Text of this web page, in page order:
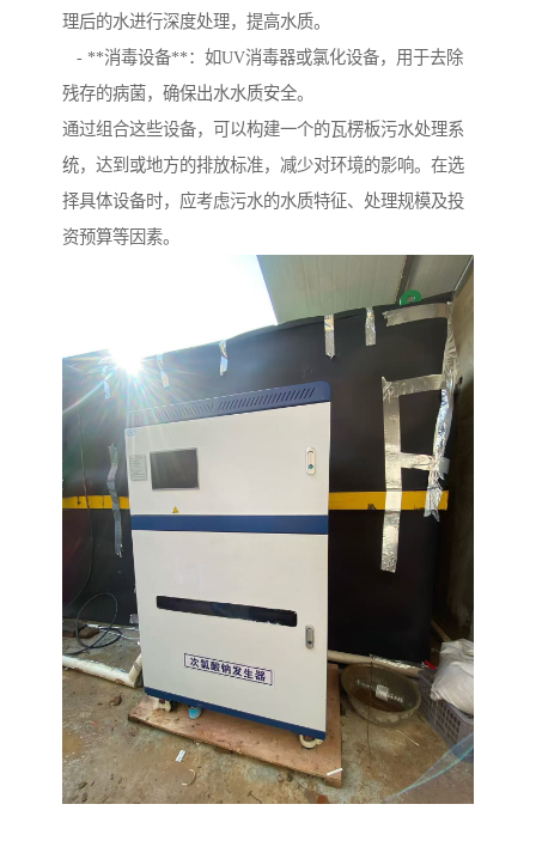
理后的水进行深度处理，提高水质。
- **消毒设备**：如UV消毒器或氯化设备，用于去除
残存的病菌，确保出水水质安全。
通过组合这些设备，可以构建一个的瓦楞板污水处理系
统，达到或地方的排放标准，减少对环境的影响。在选
择具体设备时，应考虑污水的水质特征、处理规模及投
资预算等因素。